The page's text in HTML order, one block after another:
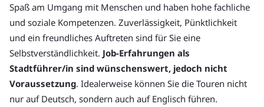
Spaß am Umgang mit Menschen und haben hohe fachliche
und soziale Kompetenzen. Zuverlässigkeit, Pünktlichkeit
und ein freundliches Auftreten sind für Sie eine
Selbstverständlichkeit. Job-Erfahrungen als
Stadtführer/in sind wünschenswert, jedoch nicht
Voraussetzung. Idealerweise können Sie die Touren nicht
nur auf Deutsch, sondern auch auf Englisch führen.